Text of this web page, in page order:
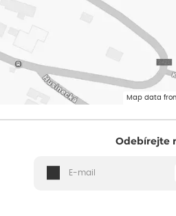
Map data
Odebírejte